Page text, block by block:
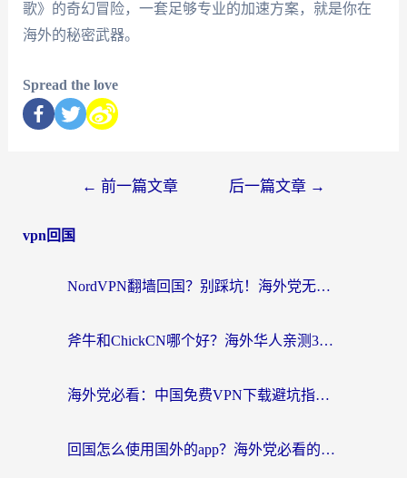
歌》的奇幻冒险，一套足够专业的加速方案，就是你在
海外的秘密武器。
Spread the love
← 前一篇文章 后一篇文章 →
vpn回国
NordVPN翻墙回国？别踩坑！海外党无缝访问国内资源的真实指南
斧牛和ChickCN哪个好？海外华人亲测3款回国加速器+免费试用攻略
海外党必看：中国免费VPN下载避坑指南 + 无缝访问国内资源的终极方案
回国怎么使用国外的app？海外党必看的无缝访问国内资源全攻略